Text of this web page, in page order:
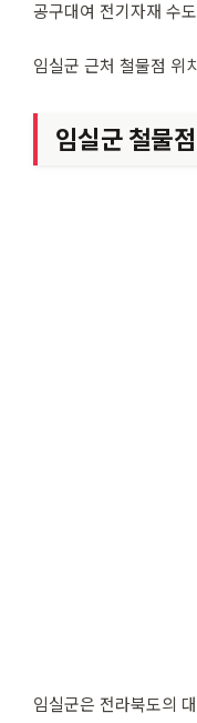
공구대여 전기자재 수
임실군 근처 철물점 위
임실군 철물
임실군은 전라북도의